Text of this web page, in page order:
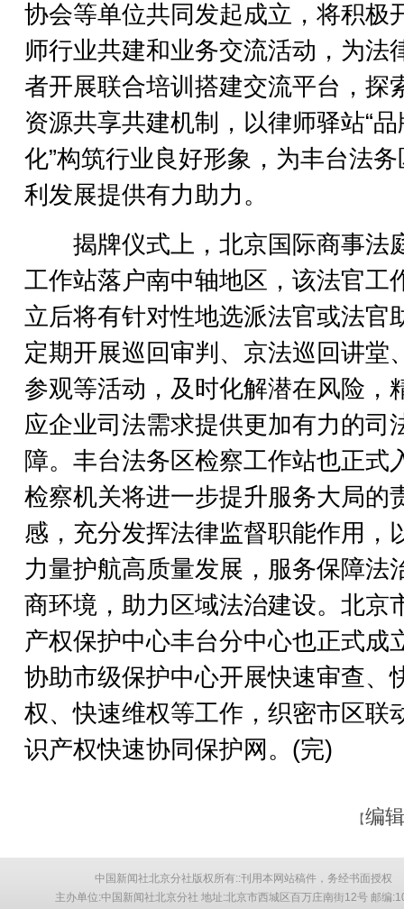
协会等单位共同发起成立，将积极
师行业共建和业务交流活动，为法
者开展联合培训搭建交流平台，探
资源共享共建机制，以律师驿站“品
化”构筑行业良好形象，为丰台法
利发展提供有力助力。
揭牌仪式上，北京国际商事法
工作站落户南中轴地区，该法官工
立后将有针对性地选派法官或法官
定期开展巡回审判、京法巡回讲堂
参观等活动，及时化解潜在风险，
应企业司法需求提供更加有力的司
障。丰台法务区检察工作站也正式
检察机关将进一步提升服务大局的
感，充分发挥法律监督职能作用，
力量护航高质量发展，服务保障法
商环境，助力区域法治建设。北京
产权保护中心丰台分中心也正式成
协助市级保护中心开展快速审查、
权、快速维权等工作，织密市区联
识产权快速协同保护网。(完)
【编
中国新闻社北京分社版权所有::刊用本网站稿件，务经书面授权
主办单位:中国新闻社北京分社 地址:北京市西城区百万庄南街12号 邮编